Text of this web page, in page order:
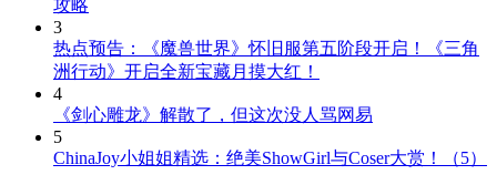
攻略
3
热点预告：《魔兽世界》怀旧服第五阶段开启！《三角
洲行动》开启全新宝藏月摸大红！
4
《剑心雕龙》解散了，但这次没人骂网易
5
ChinaJoy小姐姐精选：绝美ShowGirl与Coser大赏！（5）